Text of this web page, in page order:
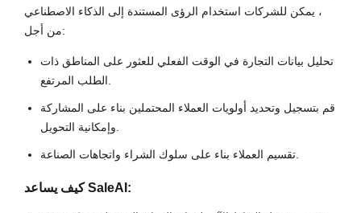
، يمكن للشركات استخدام الرؤى المستندة إلى الذكاء الاصطناعي
من أجل:
تحليل بيانات التجارة في الوقت الفعلي للعثور على المناطق ذات
الطلب المرتفع.
قم بتسجيل وتحديد أولويات العملاء المحتملين بناء على المشاركة
وإمكانية التحويل.
تقسيم العملاء بناء على سلوك الشراء واتجاهات الصناعة.
كيف يساعد SaleAI: